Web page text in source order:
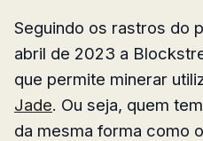
Seguindo os rastros do
abril de 2023 a
que permite minerar
Jade. Ou seja, quem
da mesma forma como